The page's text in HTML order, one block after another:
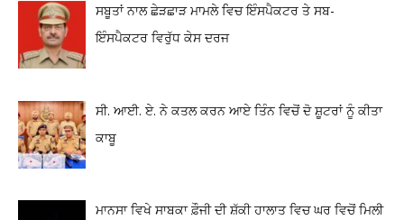
ਸਬੂਤਾਂ ਨਾਲ ਛੇੜਛਾੜ ਮਾਮਲੇ ਵਿਚ ਇੰਸਪੈਕਟਰ ਤੇ ਸਬ-
ਇੰਸਪੈਕਟਰ ਵਿਰੁੱਧ ਕੇਸ ਦਰਜ
ਸੀ. ਆਈ. ਏ. ਨੇ ਕਤਲ ਕਰਨ ਆਏ ਤਿੰਨ ਵਿਚੋਂ ਦੋ ਸ਼ੂਟਰਾਂ ਨੂੰ ਕੀਤਾ
ਕਾਬੂ
ਮਾਨਸਾ ਵਿਖੇ ਸਾਬਕਾ ਫ਼ੌਜੀ ਦੀ ਸ਼ੱਕੀ ਹਾਲਾਤ ਵਿਚ ਘਰ ਵਿਚੋਂ ਮਿਲੀ